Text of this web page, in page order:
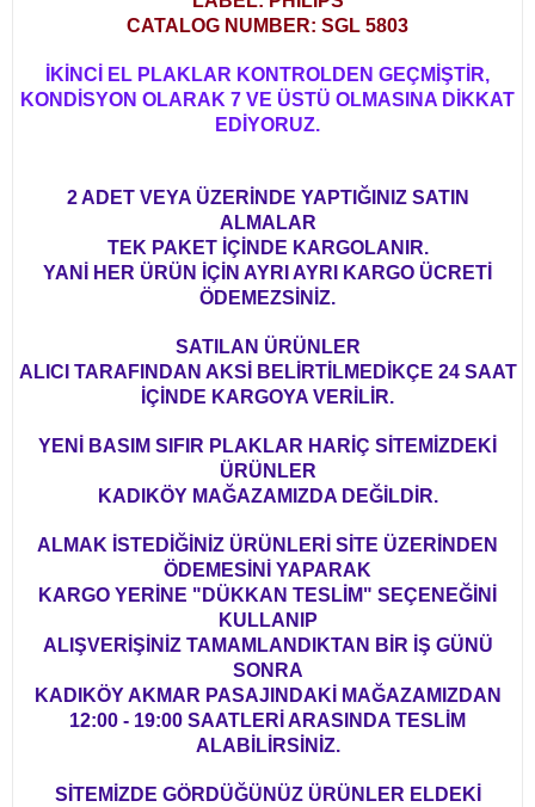
CATALOG NUMBER: SGL 5803
İKİNCİ EL PLAKLAR KONTROLDEN GEÇMİŞTİR,
KONDİSYON OLARAK 7 VE ÜSTÜ OLMASINA DİKKAT
EDİYORUZ.
2 ADET VEYA ÜZERİNDE YAPTIĞINIZ SATIN
ALMALAR
TEK PAKET İÇİNDE KARGOLANIR.
YANİ HER ÜRÜN İÇİN AYRI AYRI KARGO ÜCRETİ
ÖDEMEZSİNİZ.
SATILAN ÜRÜNLER
ALICI TARAFINDAN AKSİ BELİRTİLMEDİKÇE 24 SAAT
İÇİNDE KARGOYA VERİLİR.
YENİ BASIM SIFIR PLAKLAR HARİÇ SİTEMİZDEKİ
ÜRÜNLER
KADIKÖY MAĞAZAMIZDA DEĞİLDİR.
ALMAK İSTEDİĞİNİZ ÜRÜNLERİ SİTE ÜZERİNDEN
ÖDEMESİNİ YAPARAK
KARGO YERİNE "DÜKKAN TESLİM" SEÇENEĞİNİ
KULLANIP
ALIŞVERİŞİNİZ TAMAMLANDIKTAN BİR İŞ GÜNÜ
SONRA
KADIKÖY AKMAR PASAJINDAKİ MAĞAZAMIZDAN
12:00 - 19:00 SAATLERİ ARASINDA TESLİM
ALABİLİRSİNİZ.
SİTEMİZDE GÖRDÜĞÜNÜZ ÜRÜNLER ELDEKİ